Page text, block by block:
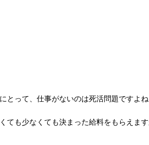
とって、仕事がないのは死活問題ですよね
ても少なくても決まった給料をもらえま